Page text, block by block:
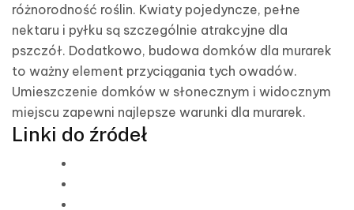
różnorodność roślin. Kwiaty pojedyncze, pełne
nektaru i pyłku są szczególnie atrakcyjne dla
pszczół. Dodatkowo, budowa domków dla murarek
to ważny element przyciągania tych owadów.
Umieszczenie domków w słonecznym i widocznym
miejscu zapewni najlepsze warunki dla murarek.
Linki do źródeł